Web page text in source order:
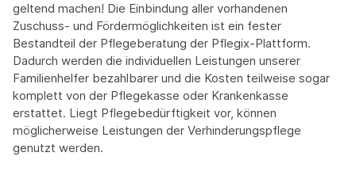
geltend machen! Die Einbindung aller vorhandenen
Zuschuss- und Fördermöglichkeiten ist ein fester
Bestandteil der Pflegeberatung der Pflegix-Plattform.
Dadurch werden die individuellen Leistungen unserer
Familienhelfer bezahlbarer und die Kosten teilweise sogar
komplett von der Pflegekasse oder Krankenkasse
erstattet. Liegt Pflegebedürftigkeit vor, können
möglicherweise Leistungen der Verhinderungspflege
genutzt werden.